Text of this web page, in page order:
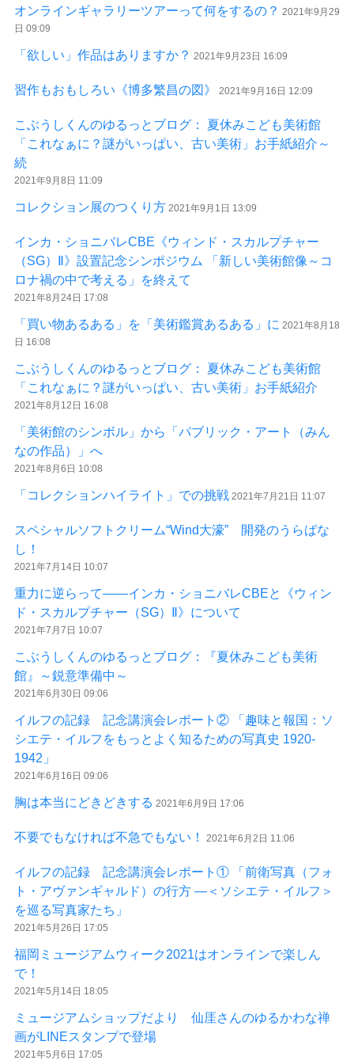
オンラインギャラリーツアーって何をするの？ 2021年9月29
日 09:09
「欲しい」作品はありますか？ 2021年9月23日 16:09
習作もおもしろい《博多繁昌の図》 2021年9月16日 12:09
こぶうしくんのゆるっとブログ： 夏休みこども美術館
「これなぁに？謎がいっぱい、古い美術」お手紙紹介～
続
2021年9月8日 11:09
コレクション展のつくり方 2021年9月1日 13:09
インカ・ショニバレCBE《ウィンド・スカルプチャー
（SG）Ⅱ》設置記念シンポジウム 「新しい美術館像～コ
ロナ禍の中で考える」を終えて
2021年8月24日 17:08
「買い物あるある」を「美術鑑賞あるある」に 2021年8月18
日 16:08
こぶうしくんのゆるっとブログ： 夏休みこども美術館
「これなぁに？謎がいっぱい、古い美術」お手紙紹介
2021年8月12日 16:08
「美術館のシンボル」から「パブリック・アート（みん
なの作品）」へ
2021年8月6日 10:08
「コレクションハイライト」での挑戦 2021年7月21日 11:07
スペシャルソフトクリーム“Wind大濠” 開発のうらばな
し！
2021年7月14日 10:07
重力に逆らって――インカ・ショニバレCBEと《ウィン
ド・スカルプチャー（SG）Ⅱ》について
2021年7月7日 10:07
こぶうしくんのゆるっとブログ：『夏休みこども美術
館』～鋭意準備中～
2021年6月30日 09:06
イルフの記録 記念講演会レポート② 「趣味と報国：ソ
シエテ・イルフをもっとよく知るための写真史 1920-
1942」
2021年6月16日 09:06
胸は本当にどきどきする 2021年6月9日 17:06
不要でもなければ不急でもない！ 2021年6月2日 11:06
イルフの記録 記念講演会レポート① 「前衛写真（フォ
ト・アヴァンギャルド）の行方 ―＜ソシエテ・イルフ＞
を巡る写真家たち」
2021年5月26日 17:05
福岡ミュージアムウィーク2021はオンラインで楽しん
で！
2021年5月14日 18:05
ミュージアムショップだより 仙厓さんのゆるかわな禅
画がLINEスタンプで登場
2021年5月6日 17:05